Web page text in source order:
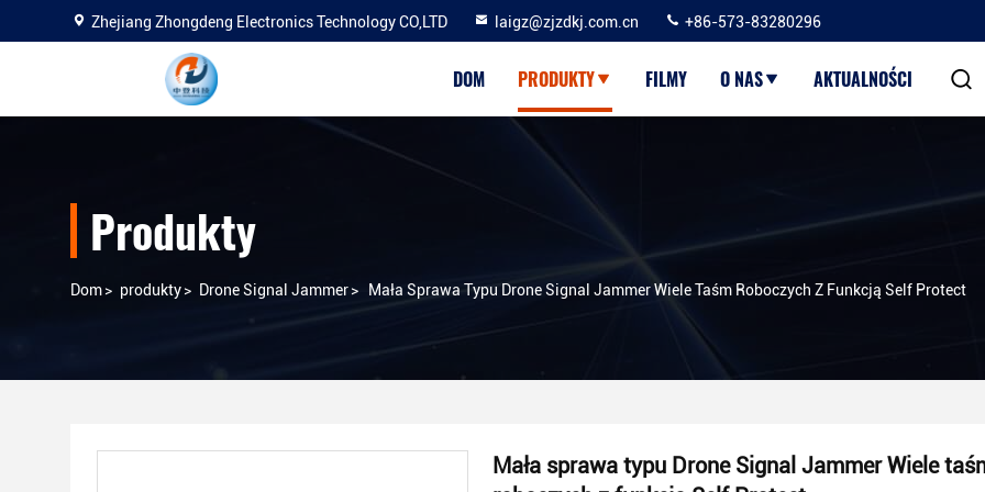
Zhejiang Zhongdeng Electronics Technology CO,LTD laigz@zjzdkj.com.cn +86-573-83280296
DOM PRODUKTY FILMY O NAS AKTUALNOŚCI
Produkty
Dom> produkty> Drone Signal Jammer> Mała Sprawa Typu Drone Signal Jammer Wiele Taśm Roboczych Z Funkcją Self Protect
Mała sprawa typu Drone Signal Jammer Wiele